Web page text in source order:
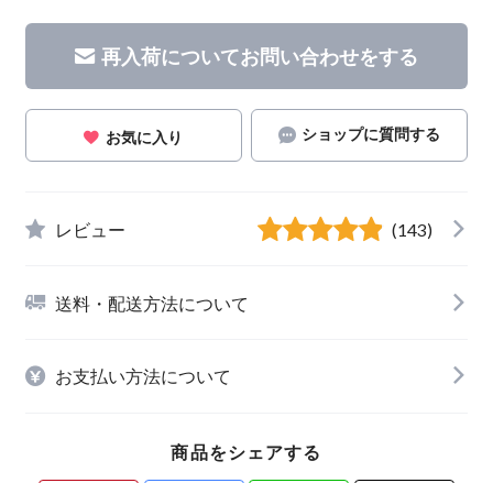
再入荷についてお問い合わせをする
お気に入り ショップに質問する
レビュー (143)
送料・配送方法について
お支払い方法について
商品をシェアする